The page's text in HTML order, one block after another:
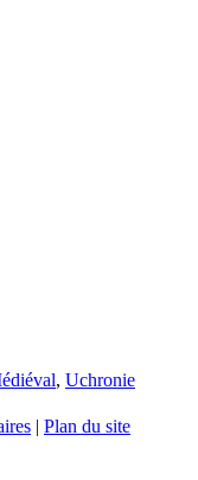
, Uchronie
| Plan du site